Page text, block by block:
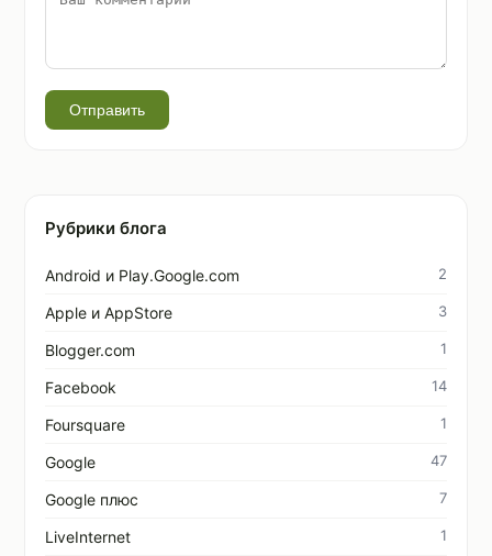
Отправить
Рубрики блога
Android и Play.Google.com 2
Apple и AppStore 3
Blogger.com 1
Facebook 14
Foursquare 1
Google 47
Google плюс 7
LiveInternet 1